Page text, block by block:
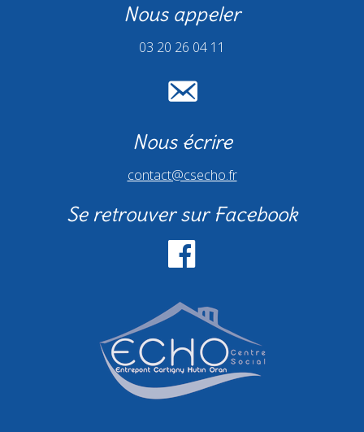
Nous appeler
03 20 26 04 11
Nous écrire
contact@csecho.fr
Se retrouver sur Facebook